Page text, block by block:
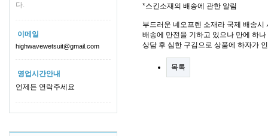
다.
이메일
highwavewetsuit@gmail.com
영업시간안내
언제든 연락주세요
*스킨소재의 배송에 관한 알림
부드러운 네오프렌 소재라 국제 배송
배송에 만전을 기하고 있으나 만에 하
상담 후 심한 구김으로 상품에 하자가
목록